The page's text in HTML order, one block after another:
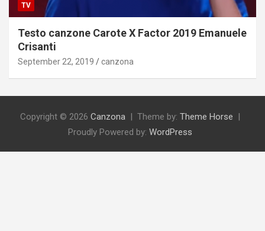
TV
Testo canzone Carote X Factor 2019 Emanuele
Crisanti
September 22, 2019 canzona
Copyright © 2026 Canzona Theme by: Theme Horse
Proudly Powered by: WordPress